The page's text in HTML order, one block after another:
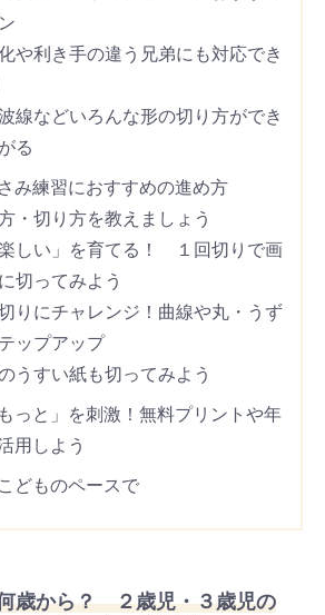
や利き手の違う兄弟にも対応でき
線などいろんな形の切り方ができ
る
み練習におすすめの進め方
・切り方を教えましょう
しい」を育てる！ １回切りで画
切ってみよう
りにチャレンジ！曲線や丸・うず
ップアップ
うすい紙も切ってみよう
っと」を刺激！無料プリントや年
用しよう
どものペースで
歳から？ ２歳児・３歳児の